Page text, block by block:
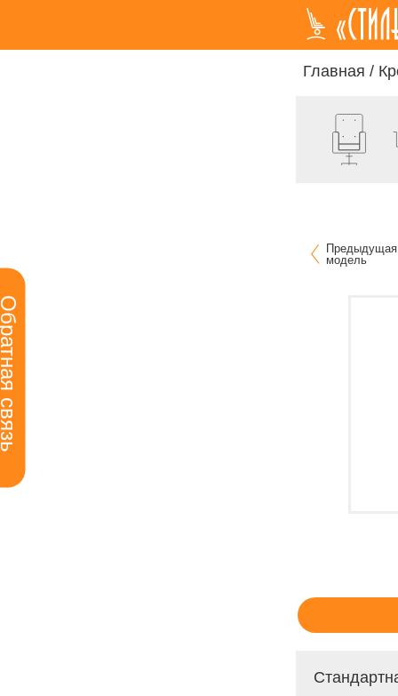
связь
Главная /
Предыдущая
модель